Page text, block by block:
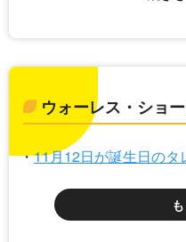
ウォーレス・ショ
11月12日が誕生日のタ